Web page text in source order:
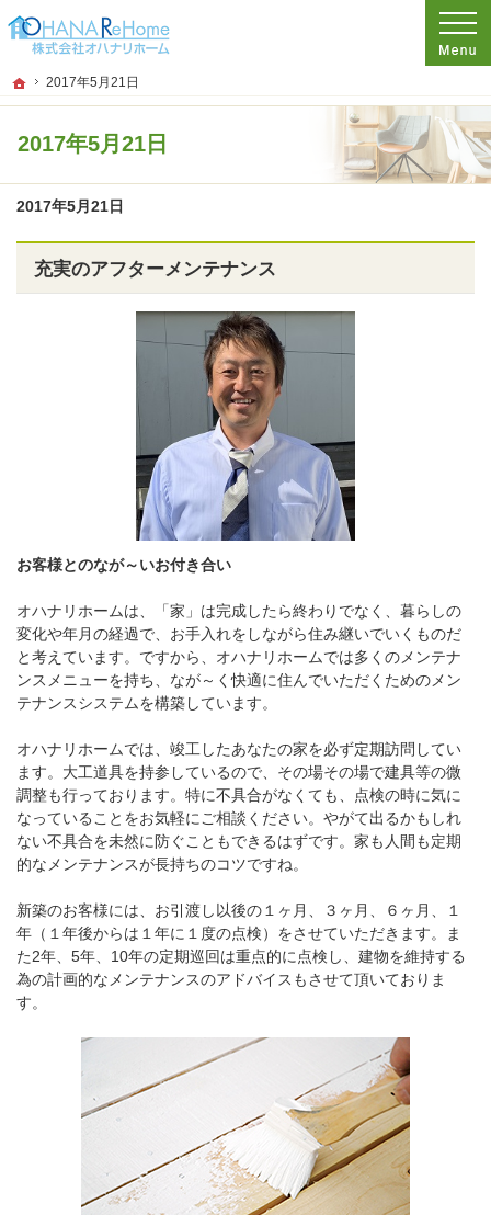
ホーム
2017年5月21日
2017年5月21日
プロの目線からご提案。神奈川県茅ケ崎市のリフォームを手がける工務店なら当社
リフォームをお考えなら神奈川県茅ケ崎市の工務店【オハナリホーム】へ！
2017年5月21日
充実のアフターメンテナンス
お客様とのなが～いお付き合い
オハナリホームは、「家」は完成したら終わりでなく、暮らしの
変化や年月の経過で、お手入れをしながら住み継いでいくものだ
と考えています。ですから、オハナリホームでは多くのメンテナ
ンスメニューを持ち、なが～く快適に住んでいただくためのメン
テナンスシステムを構築しています。
オハナリホームでは、竣工したあなたの家を必ず定期訪問してい
ます。大工道具を持参しているので、その場その場で建具等の微
調整も行っております。特に不具合がなくても、点検の時に気に
なっていることをお気軽にご相談ください。やがて出るかもしれ
ない不具合を未然に防ぐこともできるはずです。家も人間も定期
的なメンテナンスが長持ちのコツですね。
新築のお客様には、お引渡し以後の１ヶ月、３ヶ月、６ヶ月、１
年（１年後からは１年に１度の点検）をさせていただきます。ま
た2年、5年、10年の定期巡回は重点的に点検し、建物を維持する
為の計画的なメンテナンスのアドバイスもさせて頂いておりま
す。